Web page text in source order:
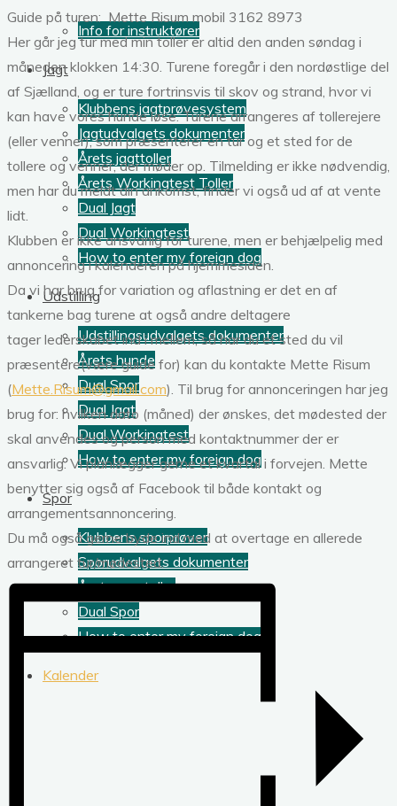
Info for instruktører
Jagt
Klubbens jagtprøvesystem
Jagtudvalgets dokumenter
Årets jagttoller
Årets Workingtest Toller
Dual Jagt
Dual Workingtest
How to enter my foreign dog
Udstilling
Udstillingsudvalgets dokumenter
Årets hunde
Dual Spor
Dual Jagt
Dual Workingtest
How to enter my foreign dog
Spor
Klubbens sporprøver
Sporudvalgets dokumenter
Årets sportoller
Dual Spor
How to enter my foreign dog
Kalender
Guide på turen: Mette Risum mobil 3162 8973
Her går jeg tur med min toller er altid den anden søndag i
måneden klokken 14:30. Turene foregår i den nordøstlige del
af Sjælland, og er ture fortrinsvis til skov og strand, hvor vi
kan have vores hunde løse. Turene arrangeres af tollerejere
(eller venner), som præsenterer en tur og et sted for de
tollere og venner, der møder op. Tilmelding er ikke nødvendig,
men har du meldt din ankomst, finder vi også ud af at vente
lidt.
Klubben er ikke ansvarlig for turene, men er behjælpelig med
annoncering i kalenderen på hjemmesiden.
Da vi har brug for variation og aflastning er det en af
tankerne bag turene at også andre deltagere
tager lederskabet ind i mellem, så har du et sted du vil
præsentere(være guide for) kan du kontakte Mette Risum
(Mette.Risum@gmail.com). Til brug for annonceringen har jeg
brug for: hvilken dato (måned) der ønskes, det mødested der
skal anvendes og person med kontaktnummer der er
ansvarlig. Vi planlægger gerne et kvartal i forvejen. Mette
benytter sig også af Facebook til både kontakt og
arrangementsannoncering.
Du må også gerne byde ind med at overtage en allerede
arrangeret tur/mødested.